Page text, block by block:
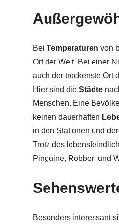
BeiTemperaturen von
Ort der Welt. Bei einer
auch der trockenste Ort
Hier sind dieStädte
Menschen. Eine
keinen dauerhaften
in den Stationen und
Trotz des
Pinguine, Robben und
Besonders interessant